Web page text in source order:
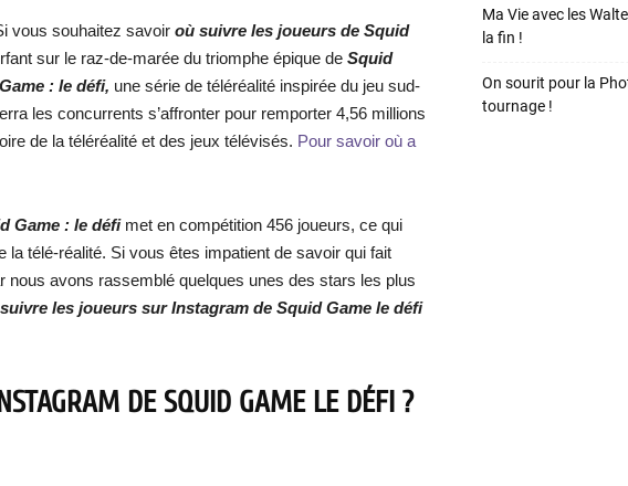
vous souhaitez savoir où suivre les joueurs de Squid
sur le raz-de-marée du triomphe épique de Squid
: le défi, une série de téléréalité inspirée du jeu sud-
les concurrents s’affronter pour remporter 4,56 millions
de la téléréalité et des jeux télévisés. Pour savoir où a
Game : le défi met en compétition 456 joueurs, ce qui
la télé-réalité. Si vous êtes impatient de savoir qui fait
nous avons rassemblé quelques unes des stars les plus
les joueurs sur Instagram de Squid Game le défi
DE SQUID GAME LE DÉFI ?
Ma Vie avec les
la fin !
On sourit pour la
tournage !